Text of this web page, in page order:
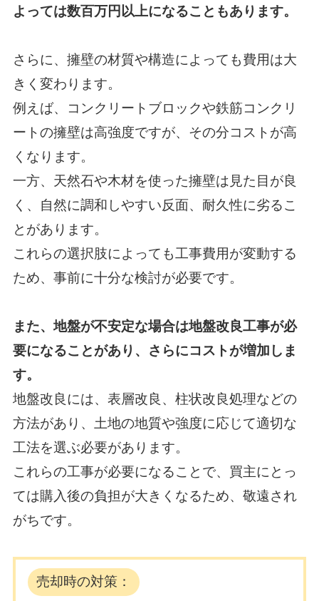
よっては数百万円以上になることもあります。
さらに、擁壁の材質や構造によっても費用は大
きく変わります。
例えば、コンクリートブロックや鉄筋コンクリ
ートの擁壁は高強度ですが、その分コストが高
くなります。
一方、天然石や木材を使った擁壁は見た目が良
く、自然に調和しやすい反面、耐久性に劣るこ
とがあります。
これらの選択肢によっても工事費用が変動する
ため、事前に十分な検討が必要です。
また、地盤が不安定な場合は地盤改良工事が必
要になることがあり、さらにコストが増加しま
す。
地盤改良には、表層改良、柱状改良処理などの
方法があり、 土地の地質や強度に応じて適切な
工法を選ぶ必要があります。
これらの工事が必要になることで、買主にとっ
ては購入後の負担が大きくなるため、敬遠され
がちです。
売却時の対策：